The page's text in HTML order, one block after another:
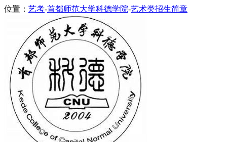
位置： 艺考-首都师范大学科德学院-艺术类招生简章